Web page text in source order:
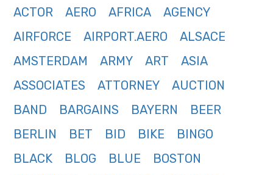
ACTOR
AERO AFRICA
AGENCY
AIRFORCE
AIRPORT.AERO
ALSACE
AMSTERDAM
ARMY ART
ASIA
ASSOCIATES
ATTORNEY
AUCTION
BAND
BARGAINS BAYERN
BEER
BERLIN
BET BID BIKE
BINGO
BLACK
BLOG BLUE
BOSTON